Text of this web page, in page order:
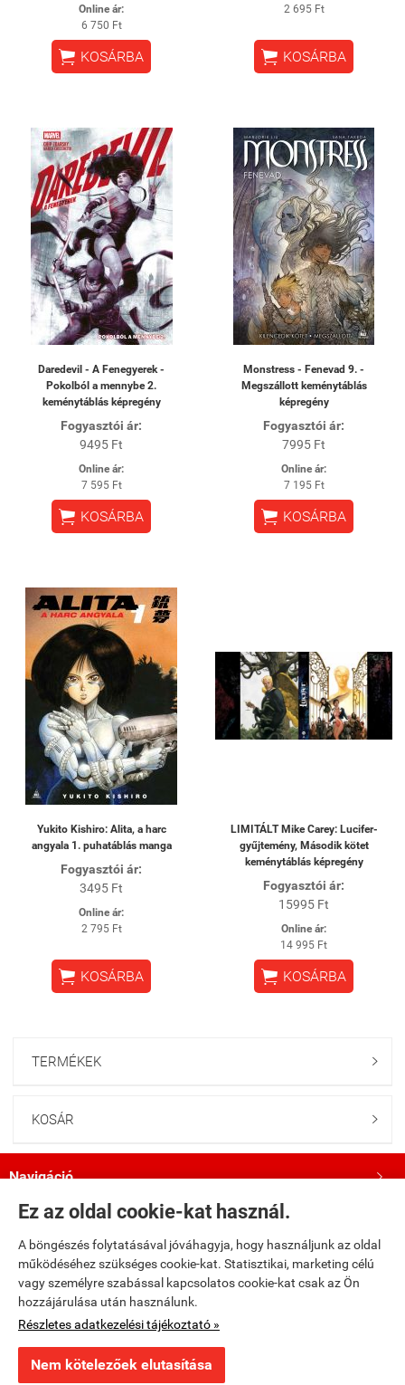
Ez az oldal cookie-kat használ.
A böngészés folytatásával jóváhagyja, hogy használjunk az oldal
működéséhez szükséges cookie-kat. Statisztikai, marketing célú
vagy személyre szabással kapcsolatos cookie-kat csak az Ön
hozzájárulása után használunk.
Részletes adatkezelési tájékoztató »
Nem kötelezőek elutasítása
Online ár:
6 750 Ft
 KOSÁRBA
2 695 Ft
 KOSÁRBA
Daredevil - A Fenegyerek -
Pokolból a mennybe 2.
keménytáblás képregény
Fogyasztói ár:
9495 Ft
Online ár:
7 595 Ft
 KOSÁRBA
Monstress - Fenevad 9. -
Megszállott keménytáblás
képregény
Fogyasztói ár:
7995 Ft
Online ár:
7 195 Ft
 KOSÁRBA
Yukito Kishiro: Alita, a harc
angyala 1. puhatáblás manga
Fogyasztói ár:
3495 Ft
Online ár:
2 795 Ft
 KOSÁRBA
LIMITÁLT Mike Carey: Lucifer-
gyűjtemény, Második kötet
keménytáblás képregény
Fogyasztói ár:
15995 Ft
Online ár:
14 995 Ft
 KOSÁRBA
TERMÉKEK 
KOSÁR 
Navigáció 
Bemutatkozás
Kövess minket a Facebookon!